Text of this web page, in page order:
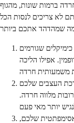
ברמות שונות, מהגוף
לא צריכים לנסות הכל
שגורמים
אפילו הליכה
העצבים שלכם
מלווה חרדה.
שלכם,